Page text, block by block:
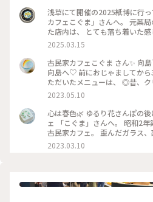
浅草にて開催の2025紙博に行ってきました
カフェこぐま」さんへ。 元薬
た店内は、 とても落ち着いた
いかった！ 食事とスイーツで悩みましたが、 今回はランチ兼
ディナーとして焼きオムライ
て、美味しかったです。 次はス
舟 #東向島 #古民家カフェ #ス
2025.03.15
古民家カフェこぐま さん✨ 向
向島へ♡ 前におじゃましてか
ただいたメニューは、 ◎昔、
ういう名前） ◎焼きカレー こ
ムソーダ（笑） （前回も投稿
カレー旨しです！🍛 * 相変わら
が落ち着きます。 ポイントカ
したいと思います🧸💕 #こぐま
薬局 #ランチ #スイーツ食べてな
トロな街 #ひとりカフェ部
2023.05.10
心は春色🌿 ゆるり花さんぽの
ェ 「こぐま」さんへ。 昭和2
古民家カフェ。 歪んだガラス
いものと、学校の机と椅子な
な店内で あんみつ玉と ジャス
た。 #心は春色#東向島#こぐま
2023.03.10